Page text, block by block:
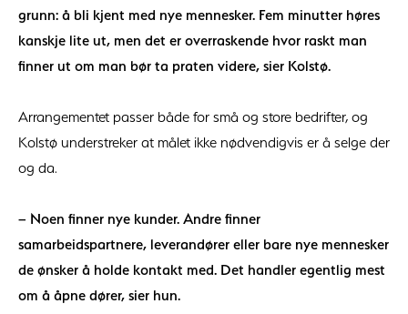
grunn: å bli kjent med nye mennesker. Fem minutter høres
kanskje lite ut, men det er overraskende hvor raskt man
finner ut om man bør ta praten videre, sier Kolstø.
Arrangementet passer både for små og store bedrifter, og
Kolstø understreker at målet ikke nødvendigvis er å selge der
og da.
– Noen finner nye kunder. Andre finner
samarbeidspartnere, leverandører eller bare nye mennesker
de ønsker å holde kontakt med. Det handler egentlig mest
om å åpne dører, sier hun.